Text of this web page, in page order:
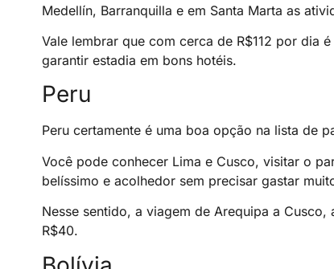
Medellín, Barranquilla e em Santa Marta as
Vale lembrar que com cerca de R$112 por dia
garantir estadia em bons hotéis.
Peru
Peru certamente é uma boa opção na lista de
Você pode conhecer Lima e Cusco, visitar o
belíssimo e acolhedor sem precisar gastar
Nesse sentido, a viagem de Arequipa a
R$40.